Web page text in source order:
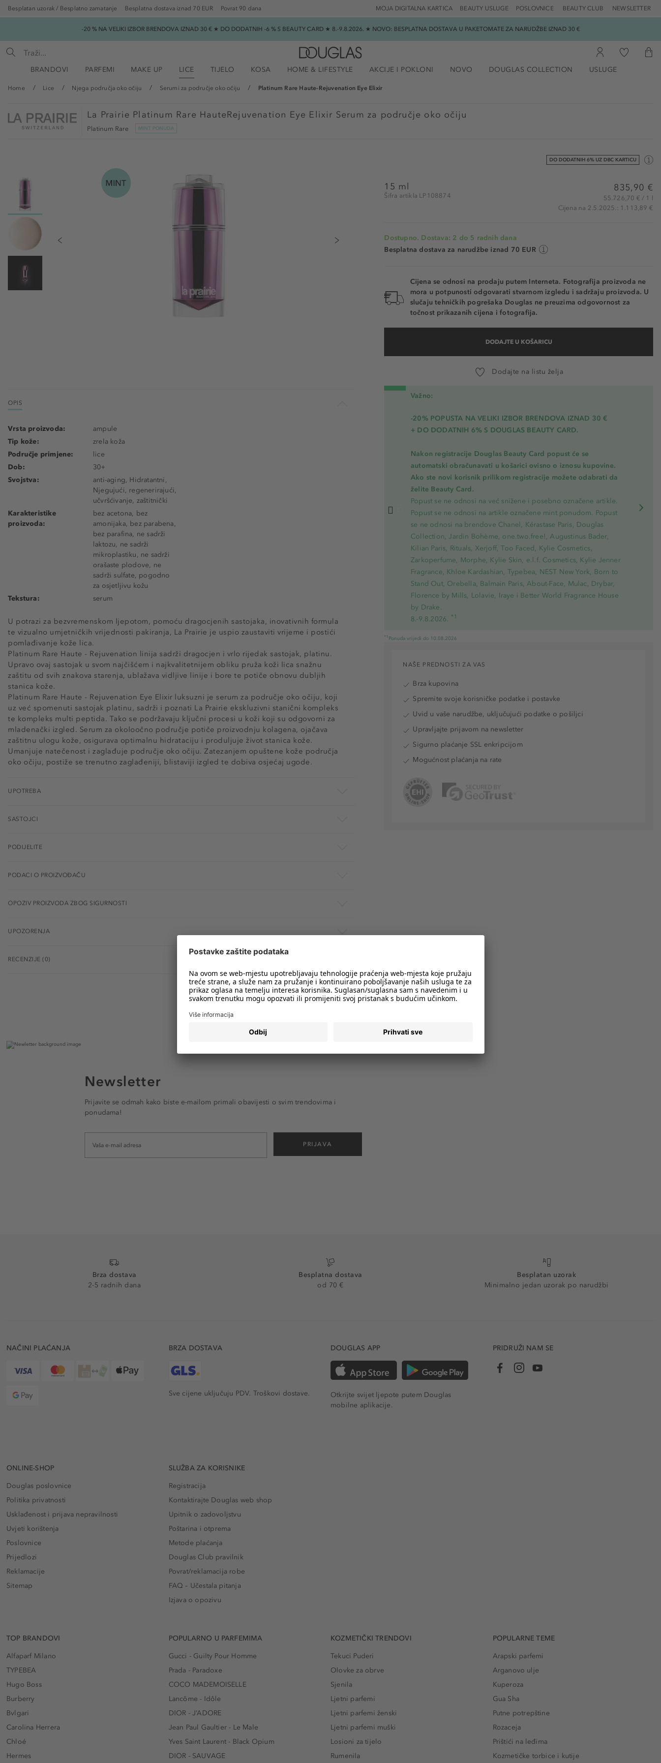
Besplatan uzorak / Besplatno zamatanje Besplatna dostava iznad 70 EUR Povrat 90 dana POSLOVNICE BEAUTY CLUB NEWSLETTER
BEAUTY USLUGE
MOJA DIGITALNA KARTICA
-20 % NA VELIKI IZBOR BRENDOVA IZNAD 30 € ★ DO DODATNIH -6 % S BEAUTY CARD ★ 8.-9.8.2026. ★ NOVO: BESPLATNA DOSTAVA U PAKETOMATE ZA NARUDŽBE IZNAD 30 €
BRANDOVI PARFEMI MAKE UP LICE TIJELO KOSA HOME & LIFESTYLE AKCIJE I POKLONI NOVO DOUGLAS COLLECTION USLUGE
Home Lice Njega područja oko očiju Serumi za područje oko očiju Platinum Rare Haute-Rejuvenation Eye Elixir
La Prairie Platinum Rare HauteRejuvenation Eye Elixir Serum za područje oko očiju
Platinum Rare MINT PONUDA
DO DODATNIH 6% UZ DBC KARTICU
15 ml
Šifra artikla LP108874
835,90 €
55.726,70 € / 1 l
Cijena na 2.5.2025.: 1.113,89 €
Dostupno. Dostava: 2 do 5 radnih dana
Besplatna dostava za narudžbe iznad 70 EUR
Cijena se odnosi na prodaju putem Interneta. Fotografija proizvoda ne
mora u potpunosti odgovarati stvarnom izgledu i sadržaju proizvoda. U
slučaju tehničkih pogrešaka Douglas ne preuzima odgovornost za
točnost prikazanih cijena i fotografija.
DODAJTE U KOŠARICU
Dodajte na listu želja
Važno:
-20% POPUSTA NA VELIKI IZBOR BRENDOVA IZNAD 30 €
+ DO DODATNIH 6% S DOUGLAS BEAUTY CARD.
Nakon registracije Douglas Beauty Card popust će se
automatski obračunavati u košarici ovisno o iznosu kupovine.
Ako ste novi korisnik prilikom registracije možete odabrati da
želite Beauty Card.
Popust se ne odnosi na već snižene i posebno označene artikle.
Popust se ne odnosi na artikle označene mint ponudom. Popust
se ne odnosi na brendove Chanel, Kérastase Paris, Douglas
Collection, Jardin Bohème, one.two.free!, Augustinus Bader,
Kilian Paris, Rituals, Xerjoff, Too Faced, Kylie Cosmetics,
Zarkoperfume, Morphe, Kylie Skin, e.l.f. Cosmetics, Kylie Jenner
Fragrance, Khloe Kardashian, Typebea, NEST New York, Born to
Stand Out, Orebella, Balmain Paris, About-Face, Mulac, Drybar,
Florence by Mills, Lolavie, Iraye i Better World Fragrance House
by Drake.
8.-9.8.2026. *1
*1 Ponuda vrijedi do 10.08.2026
OPIS
U potrazi za bezvremenskom ljepotom, pomoću dragocjenih sastojaka, inovativnih formula
te vizualno umjetničkih vrijednosti pakiranja, La Prairie je uspio zaustaviti vrijeme i postići
pomlađivanje kože lica.
Platinum Rare Haute - Rejuvenation linija sadrži dragocjen i vrlo rijedak sastojak, platinu.
Upravo ovaj sastojak u svom najčišćem i najkvalitetnijem obliku pruža koži lica snažnu
zaštitu od svih znakova starenja, ublažava vidljive linije i bore te potiče obnovu dubljih
stanica kože.
Platinum Rare Haute - Rejuvenation Eye Elixir luksuzni je serum za područje oko očiju, koji
uz već spomenuti sastojak platinu, sadrži i poznati La Prairie ekskluzivni stanični kompleks
te kompleks multi peptida. Tako se podržavaju ključni procesi u koži koji su odgovorni za
mladenački izgled. Serum za okoloočno područje potiče proizvodnju kolagena, ojačava
zaštitnu ulogu kože, osigurava optimalnu hidrataciju i produljuje život stanica kože.
Umanjuje natečenost i zaglađuje područje oko očiju. Zatezanjem opuštene kože područja
oko očiju, postiže se trenutno zaglađeniji, blistaviji izgled te dobiva osjećaj ugode.
Vrsta proizvoda:
ampule
Tip kože:
zrela koža
Područje primjene:
lice
Dob:
30+
Svojstva:
anti-aging, Hidratantni,
Njegujući, regenerirajući,
učvršćivanje, zaštitnički
Karakteristike
proizvoda:
bez acetona, bez
amonijaka, bez parabena,
bez parafina, ne sadrži
laktozu, ne sadrži
mikroplastiku, ne sadrži
orašaste plodove, ne
sadrži sulfate, pogodno
za osjetljivu kožu
Tekstura:
serum
UPOTREBA
SASTOJCI
PODIJELITE
PODACI O PROIZVOĐAČU
OPOZIV PROIZVODA ZBOG SIGURNOSTI
UPOZORENJA
RECENZIJE (0)
NAŠE PREDNOSTI ZA VAS
Brza kupovina
Spremite svoje korisničke podatke i postavke
Uvid u vaše narudžbe, uključujući podatke o pošiljci
Upravljajte prijavom na newsletter
Sigurno plaćanje SSL enkripcijom
Mogućnost plaćanja na rate
Newsletter
Prijavite se odmah kako biste e-mailom primali obavijesti o svim trendovima i
ponudama!
PRIJAVA
Brza dostava
2-5 radnih dana
Besplatna dostava
od 70 €
Besplatan uzorak
Minimalno jedan uzorak po narudžbi
NAČINI PLAĆANJA BRZA DOSTAVA
Sve cijene uključuju PDV. Troškovi dostave.
DOUGLAS APP
Otkrijte svijet ljepote putem Douglas
mobilne aplikacije.
PRIDRUŽI NAM SE
ONLINE-SHOP
Douglas poslovnice
Politika privatnosti
Usklađenost i prijava nepravilnosti
Uvjeti korištenja
Poslovnice
Prijedlozi
Reklamacije
Sitemap
SLUŽBA ZA KORISNIKE
Registracija
Kontaktirajte Douglas web shop
Upitnik o zadovoljstvu
Poštarina i otprema
Metode plaćanja
Douglas Club pravilnik
Povrat/reklamacija robe
FAQ – Učestala pitanja
Izjava o opozivu
TOP BRANDOVI
Alfaparf Milano
TYPEBEA
Hugo Boss
Burberry
Bvlgari
Carolina Herrera
Chloé
Hermes
POPULARNO U PARFEMIMA
Gucci - Guilty Pour Homme
Prada - Paradoxe
COCO MADEMOISELLE
Lancôme - Idôle
DIOR - J’ADORE
Jean Paul Gaultier - Le Male
Yves Saint Laurent - Black Opium
DIOR - SAUVAGE
KOZMETIČKI TRENDOVI
Tekuci Puderi
Olovke za obrve
Sjenila
Ljetni parfemi
Ljetni parfemi ženski
Ljetni parfemi muški
Losioni za tijelo
Rumenila
POPULARNE TEME
Arapski parfemi
Arganovo ulje
Kuperoza
Gua Sha
Putne potrepštine
Rozaceja
Prištići na leđima
Kozmetičke torbice i kutije